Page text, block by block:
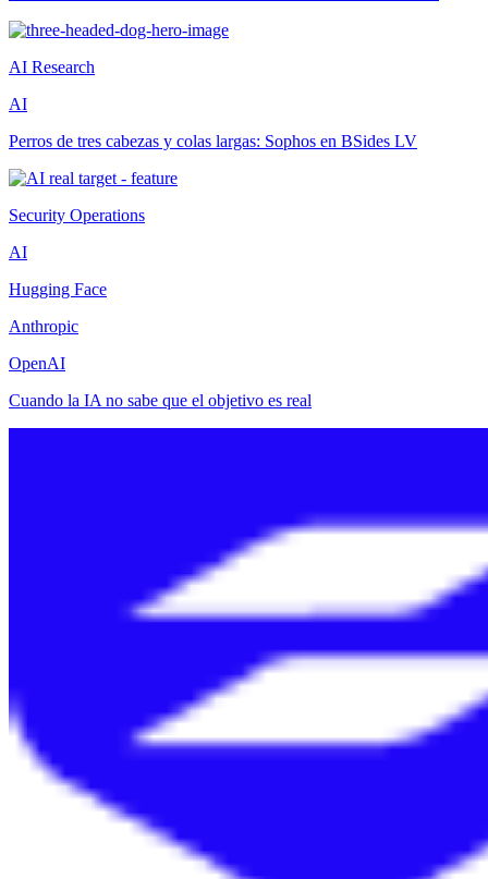
AI Research
AI
Perros de tres cabezas y colas largas: Sophos en BSides LV
Security Operations
AI
Hugging Face
Anthropic
OpenAI
Cuando la IA no sabe que el objetivo es real